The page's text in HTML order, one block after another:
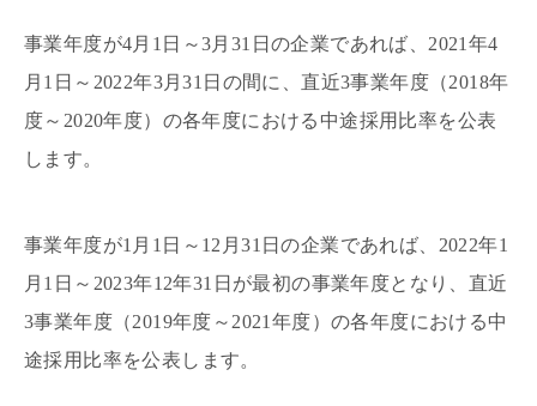
事業年度が4月1日～3月31日の企業であれば、2021年4
月1日～2022年3月31日の間に、直近3事業年度（2018年
度～2020年度）の各年度における中途採用比率を公表
します。
事業年度が1月1日～12月31日の企業であれば、2022年1
月1日～2023年12年31日が最初の事業年度となり、直近
3事業年度（2019年度～2021年度）の各年度における中
途採用比率を公表します。